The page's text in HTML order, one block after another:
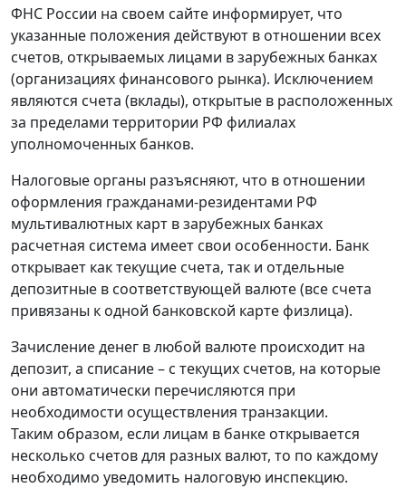
ФНС России на своем сайте информирует, что
указанные положения действуют в отношении всех
счетов, открываемых лицами в зарубежных банках
(организациях финансового рынка). Исключением
являются счета (вклады), открытые в расположенных
за пределами территории РФ филиалах
уполномоченных банков.
Налоговые органы разъясняют, что в отношении
оформления гражданами-резидентами РФ
мультивалютных карт в зарубежных банках
расчетная система имеет свои особенности. Банк
открывает как текущие счета, так и отдельные
депозитные в соответствующей валюте (все счета
привязаны к одной банковской карте физлица).
Зачисление денег в любой валюте происходит на
депозит, а списание – с текущих счетов, на которые
они автоматически перечисляются при
необходимости осуществления транзакции.
Таким образом, если лицам в банке открывается
несколько счетов для разных валют, то по каждому
необходимо уведомить налоговую инспекцию.